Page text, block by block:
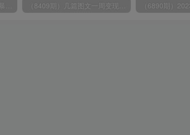
（9420期）最新短剧玩法，暴力变现日入1000+私域零成本操作，全程干货（附1400G短剧） （8409期）几篇图文一周变现1500＋，深度拆解面试掘金项目，小白轻松上手